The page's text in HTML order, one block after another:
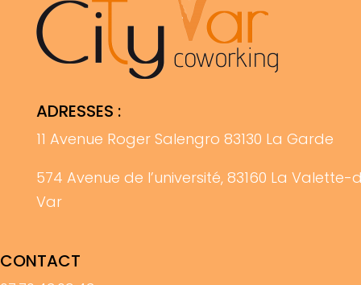
ADRESSES :
11 Avenue Roger Salengro 83130 La Garde
574 Avenue de l’université, 83160 La Valette-
Var
CONTACT